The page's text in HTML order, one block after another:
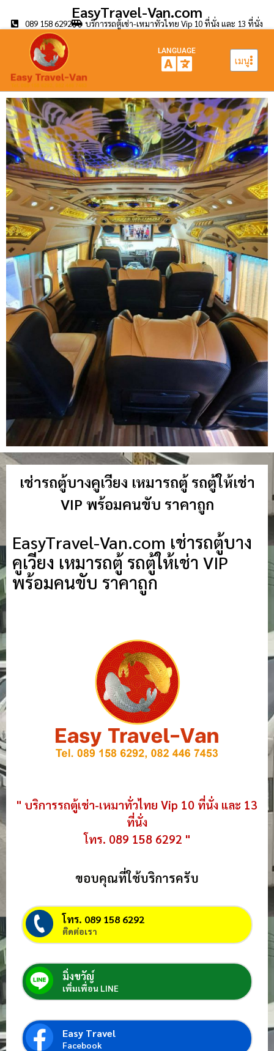
EasyTravel-Van.com
089 158 6292 บริการรถตู้เช่า-เหมาทั่วไทย Vip 10 ที่นั่ง และ 13 ที่นั่ง
เมนู
LANGUAGE
เช่ารถตู้บางคูเวียง เหมารถตู้ รถตู้ให้เช่า
VIP พร้อมคนขับ ราคาถูก
EasyTravel-Van.com เช่ารถตู้บาง
คูเวียง เหมารถตู้ รถตู้ให้เช่า VIP
พร้อมคนขับ ราคาถูก
" บริการรถตู้เช่า-เหมาทั่วไทย Vip 10 ที่นั่ง และ 13
ที่นั่ง
โทร. 089 158 6292 "
ขอบคุณที่ใช้บริการครับ
โทร. 089 158 6292
ติดต่อเรา
มิ่งขวัญ์
เพิ่มเพื่อน LINE
Easy Travel
Facebook